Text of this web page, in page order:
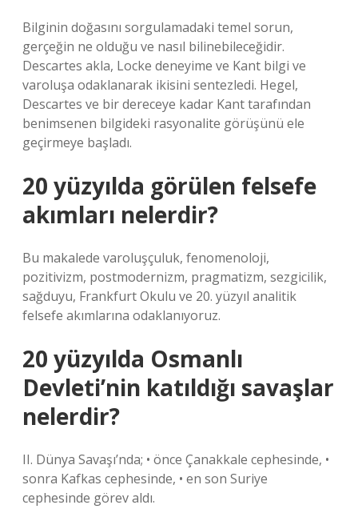
Bilginin doğasını sorgulamadaki temel sorun,
gerçeğin ne olduğu ve nasıl bilinebileceğidir.
Descartes akla, Locke deneyime ve Kant bilgi ve
varoluşa odaklanarak ikisini sentezledi. Hegel,
Descartes ve bir dereceye kadar Kant tarafından
benimsenen bilgideki rasyonalite görüşünü ele
geçirmeye başladı.
20 yüzyılda görülen felsefe
akımları nelerdir?
Bu makalede varoluşçuluk, fenomenoloji,
pozitivizm, postmodernizm, pragmatizm, sezgicilik,
sağduyu, Frankfurt Okulu ve 20. yüzyıl analitik
felsefe akımlarına odaklanıyoruz.
20 yüzyılda Osmanlı
Devleti’nin katıldığı savaşlar
nelerdir?
II. Dünya Savaşı’nda; • önce Çanakkale cephesinde, •
sonra Kafkas cephesinde, • en son Suriye
cephesinde görev aldı.